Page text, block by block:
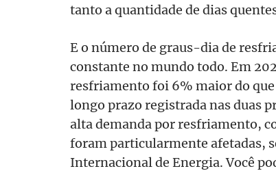
tanto a quantidade de dias
E o número de graus-dia de
constante no mundo todo. Em
resfriamento foi 6% maior do
longo prazo registrada nas duas
alta demanda por resfriamento,
foram particularmente afetadas,
Internacional de Energia. Você